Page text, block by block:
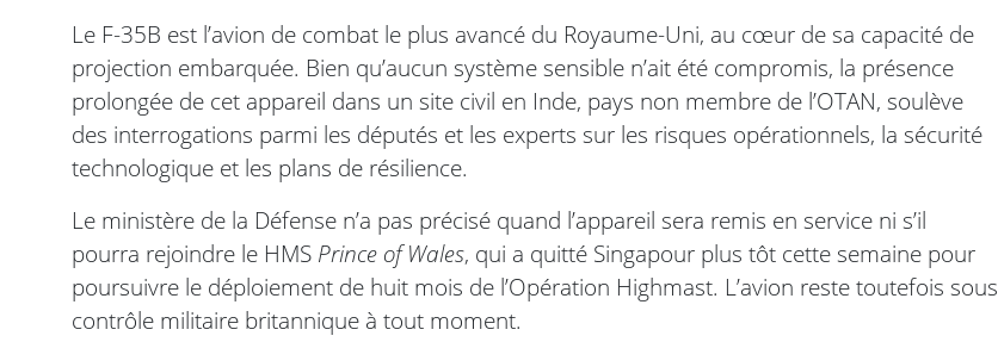
Le F-35B est l’avion de combat le plus avancé du Royaume-Uni, au cœur de sa capacité de
projection embarquée. Bien qu’aucun système sensible n’ait été compromis, la présence
prolongée de cet appareil dans un site civil en Inde, pays non membre de l’OTAN, soulève
des interrogations parmi les députés et les experts sur les risques opérationnels, la sécurité
technologique et les plans de résilience.
Le ministère de la Défense n’a pas précisé quand l’appareil sera remis en service ni s’il
pourra rejoindre le HMS Prince of Wales, qui a quitté Singapour plus tôt cette semaine pour
poursuivre le déploiement de huit mois de l’Opération Highmast. L’avion reste toutefois sous
contrôle militaire britannique à tout moment.